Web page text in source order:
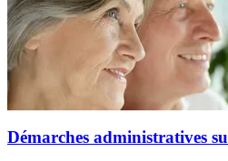
Démarches administratives